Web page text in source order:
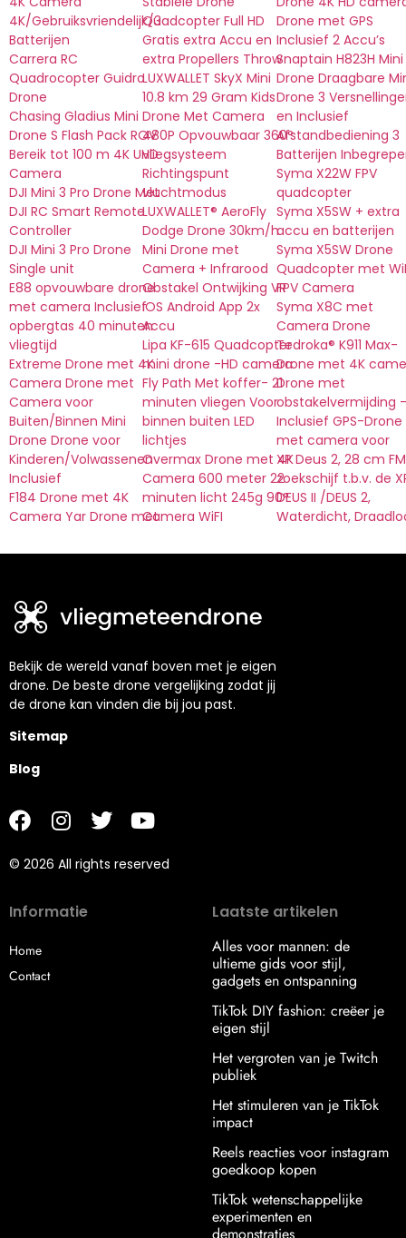
4K/Gebruiksvriendelijk/3
Batterijen
Carrera RC
Quadrocopter Guidro
Drone
Chasing Gladius Mini
Drone S Flash Pack ROV
Bereik tot 100 m 4K UHD
Camera
DJI Mini 3 Pro Drone Met
DJI RC Smart Remote
Controller
DJI Mini 3 Pro Drone
Single unit
E88 opvouwbare drone
met camera Inclusief
opbergtas 40 minuten
vliegtijd
Extreme Drone met 4K
Camera Drone met
Camera voor
Buiten/Binnen Mini
Drone Drone voor
Kinderen/Volwassenen
Inclusief
F184 Drone met 4K
Camera Yar Drone met
Quadcopter Full HD
Gratis extra Accu en
extra Propellers Throw
LUXWALLET SkyX Mini
10.8 km 29 Gram Kids
Drone Met Camera
480P Opvouwbaar 360°
vliegsysteem
Richtingspunt
vluchtmodus
LUXWALLET® AeroFly
Dodge Drone 30km/h
Mini Drone met
Camera + Infrarood
Obstakel Ontwijking VR
IOS Android App 2x
Accu
Lipa KF-615 Quadcopter
mini drone -HD camera
Fly Path Met koffer- 21
minuten vliegen Voor
binnen buiten LED
lichtjes
Overmax Drone met 4K
Camera 600 meter 22
minuten licht 245g 90°
Camera WiFI
Drone met GPS
Inclusief 2 Accu’s
Snaptain H823H Mini
Drone Draagbare
Drone 3
en Inclusief
Afstandbediening 3
Batterijen
Syma X22W FPV
quadcopter
Syma X5SW + extra
accu en batterijen
Syma X5SW Drone
Quadcopter met
FPV Camera
Syma X8C met
Camera Drone
Tedroka® K911 Max-
Drone met 4K
Drone met
obstakelvermijding -
Inclusief GPS-Drone
met camera voor
XP Deus 2, 28 cm
zoekschijf t.b.v. de
DEUS II /DEUS 2,
Waterdicht,
Bekijk de wereld vanaf boven met je eigen
drone. De beste drone vergelijking zodat jij
de drone kan vinden die bij jou past.
Sitemap
Blog
© 2026 All rights reserved
Informatie
Home
Contact
Laatste artikelen
Alles voor mannen: de
ultieme gids voor stijl,
gadgets en ontspanning
TikTok DIY fashion: creëer je
eigen stijl
Het vergroten van je Twitch
publiek
Het stimuleren van je TikTok
impact
Reels reacties voor instagram
goedkoop kopen
TikTok wetenschappelijke
experimenten en